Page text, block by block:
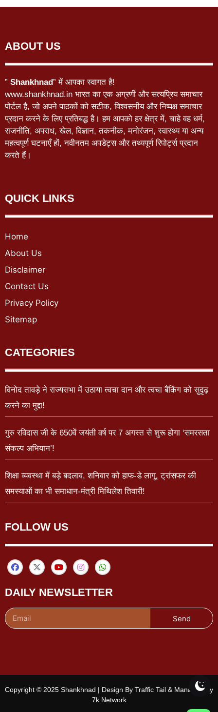
ABOUT US
” Shankhnad” में आपका स्वागत है!
www.shankhnad.in भारत का एक अग्रणी और सत्यप्रिय समाचार
पोर्टल है, जो अपने पाठकों को सटीक, विश्वसनीय और निष्पक्ष समाचार
प्रदान करने के लिए प्रतिबद्ध है। हम आपको हर क्षेत्र में, चाहे वह धर्म,
राजनीति, अपराध, खेल, विज्ञान, तकनीक, मनोरंजन, स्वास्थ्य या अन्य
महत्वपूर्ण घटनाएँ हों, नवीनतम अपडेट्स और तथ्यपूर्ण रिपोर्ट्स प्रदान
करते हैं।
QUICK LINKS
Home
About Us
Disclaimer
Contact Us
Privacy Policy
Sitemap
CATEGORIES
विनोद तावड़े ने राज्यसभा में उठाया त्वचा दान और त्वचा बैंकिंग को सुदृढ़
करने का मुद्दा!
गुरु रविदास जी के 650वें जयंती वर्ष पर 7 अगस्त से शुरू होगा ‘समरसता
संकल्प अभियान’!
शिक्षा व्यवस्था में बड़े बदलाव, शनिवार को हाफ-डे लागू, ट्रांसफर की
समस्याओं का भी समाधान-मंत्री मिथिलेश तिवारी!
FOLLOW US
DAILY NEWSLETTER
Send
Copyright © 2025 Shankhnad | Design By Traffic Tail & Managed By
7k Network